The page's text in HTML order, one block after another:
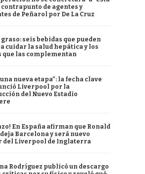
de agentes y
de Peñarol por De La Cruz
seis bebidas que pueden
cuidar la salud hepática y los
que las complementan
nueva etapa”: la fecha clave
Liverpool por la
del Nuevo Estadio
En España afirman que Ronald
Barcelona y será nuevo
del Liverpool de Inglaterra
Rodríguez publicó un descargo